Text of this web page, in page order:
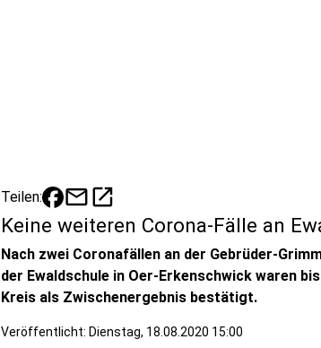
Teilen: mailopen_in_new
Keine weiteren Corona-Fälle an
Nach zwei Coronafällen an der Gebrüder-
der Ewaldschule in Oer-Erkenschwick waren
Kreis als Zwischenergebnis bestätigt.
Veröffentlicht: Dienstag, 18.08.2020 15:00